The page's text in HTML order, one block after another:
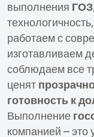
выполнения ГОЗ
работаем с
изготавливаем
соблюдаем все
ценят
готовность к
Выполнение
компанией – это